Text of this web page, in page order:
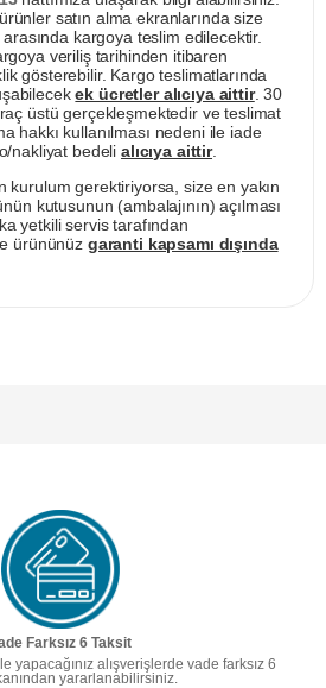
satın alma ekranlarında size
kargoya teslim edilecektir.
veriliş tarihinden itibaren
gösterebilir. Kargo teslimatlarında
ek ücretler alıcıya aittir. 30
üstü gerçekleşmektedir ve teslimat
hakkı kullanılması nedeni ile iade
nakliyat bedeli alıcıya aittir.
kurulum gerektiriyorsa, size en yakın
kutusunun (ambalajının) açılması
yetkili servis tarafından
ürününüz garanti kapsamı dışında
Farksız 6 Taksit
yapacağınız alışverişlerde vade farksız 6
yararlanabilirsiniz.